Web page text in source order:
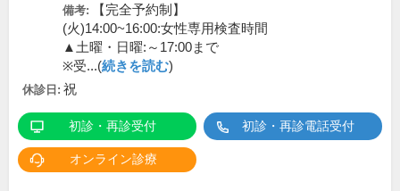
備考:
【完全予約制】
(火)14:00~16:00:女性専用検査時間
▲土曜・日曜:～17:00まで
※受...(続きを読む)
休診日: 祝
初診・再診受付 初診・再診電話受付
オンライン診療